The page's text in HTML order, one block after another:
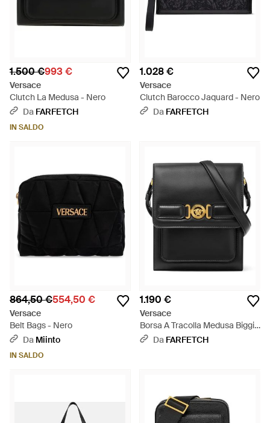
1.500 €993 €
Versace
Clutch La Medusa - Nero
Da FARFETCH
IN SALDO
1.028 €
Versace
Clutch Barocco Jaquard - Nero
Da FARFETCH
864,50 €554,50 €
Versace
Belt Bags - Nero
Da Miinto
IN SALDO
1.190 €
Versace
Borsa A Tracolla Medusa Biggie
- Nero
Da FARFETCH